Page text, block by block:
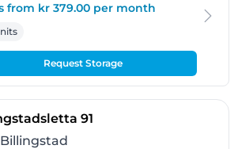
from kr 379.00 per month
Request Storage
91
Billingstad